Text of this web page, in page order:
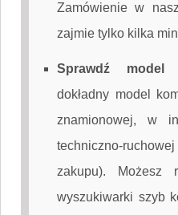
Zamówienie w
zajmie tylko kilka
Sprawdź model
dokładny model
znamionowej, w
techniczno-
zakupu). Możesz
wyszukiwarki szyb